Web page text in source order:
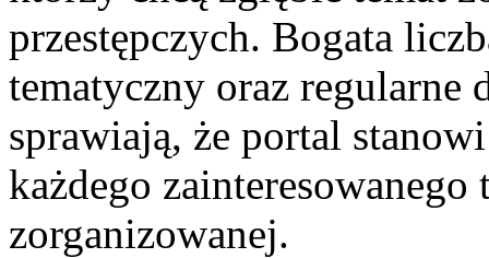
przestępczych. Bogata
tematyczny oraz regularne
sprawiają, że portal
każdego zainteresowanego
zorganizowanej.